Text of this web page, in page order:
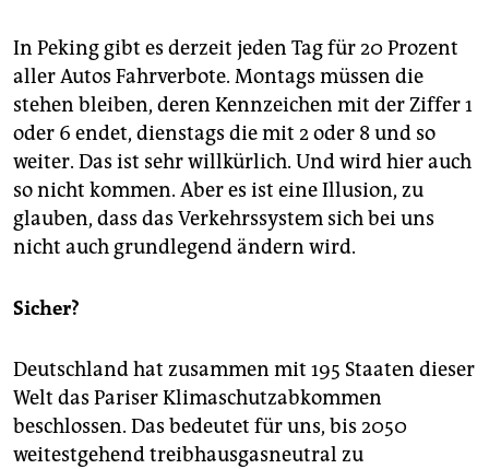
In Peking gibt es derzeit jeden Tag für 20 Prozent
aller Autos Fahrverbote. Montags müssen die
stehen bleiben, deren Kennzeichen mit der Ziffer 1
oder 6 endet, dienstags die mit 2 oder 8 und so
weiter. Das ist sehr willkürlich. Und wird hier auch
so nicht kommen. Aber es ist eine Illusion, zu
glauben, dass das Verkehrssystem sich bei uns
nicht auch grundlegend ­ändern wird.
Sicher?
Deutschland hat zusammen mit 195 Staaten dieser
Welt das Pariser Klimaschutzabkommen
beschlossen. Das bedeutet für uns, bis 2050
weitestgehend treibhausgasneutral zu